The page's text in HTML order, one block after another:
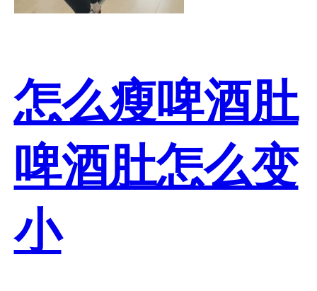
怎么瘦啤酒肚
啤酒肚怎么变
小